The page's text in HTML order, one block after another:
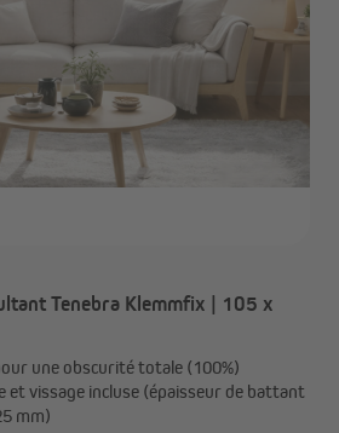
Tenebra Klemmfix | 105 x
une obscurité totale (100%)
et vissage incluse (épaisseur de battant
mm)